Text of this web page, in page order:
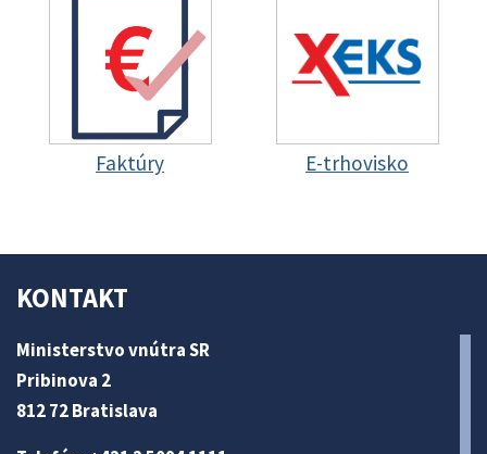
Faktúry E-trhovisko
KONTAKT
Ministerstvo vnútra SR
Pribinova 2
812 72 Bratislava